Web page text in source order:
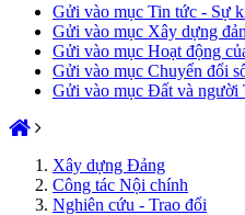
Gửi vào mục Tin tức - Sự
Gửi vào mục Xây dựng
Gửi vào mục Hoạt động
Gửi vào mục Chuyển đổi
Gửi vào mục Đất và người
Xây dựng Đảng
Công tác Nội chính
Nghiên cứu - Trao đổi